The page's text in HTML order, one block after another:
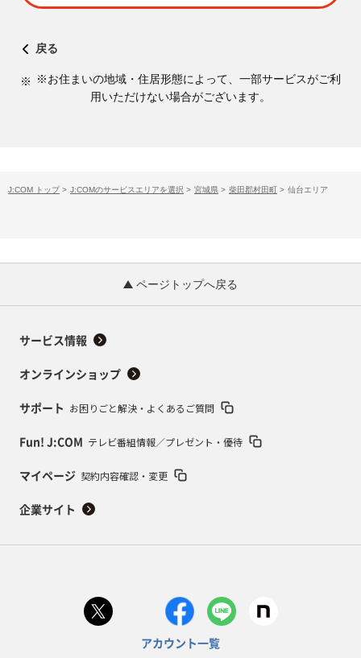
戻る
※お住まいの地域・住居形態によって、一部サービスがご利
用いただけない場合がございます。
J:COM トップ > J:COMのサービスエリアを選択 > 宮城県 > 柴田郡村田町 > 仙台エリア
ページトップへ戻る
サービス情報
オンラインショップ
サポート お困りごと解決・よくあるご質問
Fun! J:COM テレビ番組情報／プレゼント・優待
マイページ 契約内容確認・変更
企業サイト
アカウント一覧